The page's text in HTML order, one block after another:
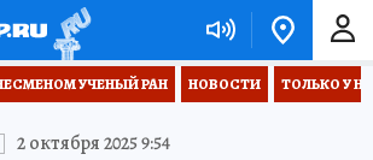
УЧЕНЫЙ РАН НОВОСТИ ТОЛЬКО У
2 октября 2025 9:54